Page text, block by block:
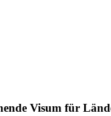
Visum für